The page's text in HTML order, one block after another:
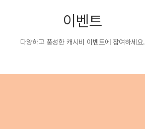
이벤트
다양하고 풍성한 캐시비 이벤트에 참여하세요.